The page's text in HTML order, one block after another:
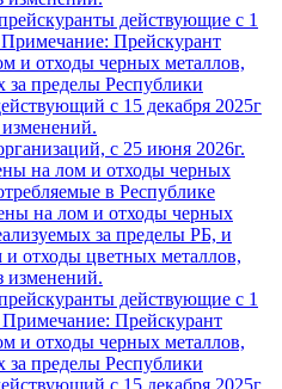
действующие с 1
Прейскурант
и отходы черных металлов,
за пределы Республики
с 15 декабря 2025г
изменений.
с 25 июня 2026г.
на лом и отходы черных
в Республике
на лом и отходы черных
за пределы РБ, и
отходы цветных металлов,
изменений.
действующие с 1
Прейскурант
и отходы черных металлов,
за пределы Республики